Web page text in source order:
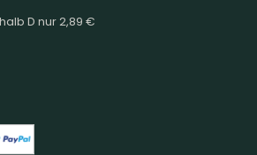
D nur 2,89 €